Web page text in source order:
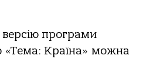
програми
«Тема: Країна» можна